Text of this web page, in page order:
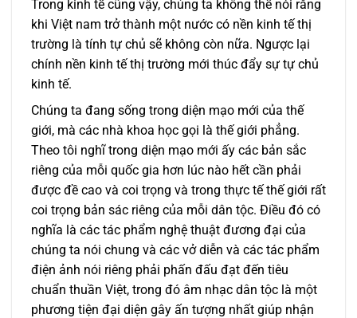
Trong kinh tế cũng vậy, chúng ta không thể nói rằng
khi Việt nam trở thành một nước có nền kinh tế thị
trường là tính tự chủ sẽ không còn nữa. Ngược lại
chính nền kinh tế thị trường mới thúc đẩy sự tự chủ
kinh tế.
Chúng ta đang sống trong diện mạo mới của thế
giới, mà các nhà khoa học gọi là thế giới phẳng.
Theo tôi nghĩ trong diện mạo mới ấy các bản sắc
riêng của mỗi quốc gia hơn lúc nào hết cần phải
được đề cao và coi trọng và trong thực tế thế giới rất
coi trọng bản sác riêng của mỗi dân tộc. Điều đó có
nghĩa là các tác phẩm nghệ thuật đương đại của
chúng ta nói chung và các vở diễn và các tác phẩm
điện ảnh nói riêng phải phấn đấu đạt đến tiêu
chuẩn thuần Việt, trong đó âm nhạc dân tộc là một
phương tiện đại diện gây ấn tượng nhất giúp nhận